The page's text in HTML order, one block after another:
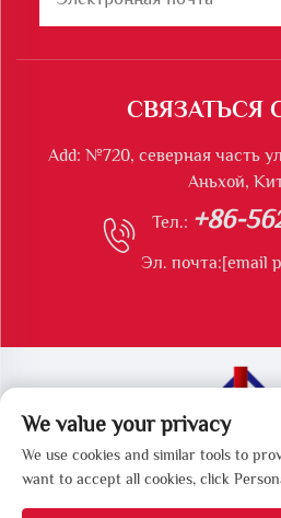
СВЯЗАТЬСЯ
Add: №720, северная часть
Аньхой,
Тел.: +86-
Эл. почта:[email
Все права защищены ©
по производству
We value your privacy
We use cookies and similar tools to
want to accept all cookies, click